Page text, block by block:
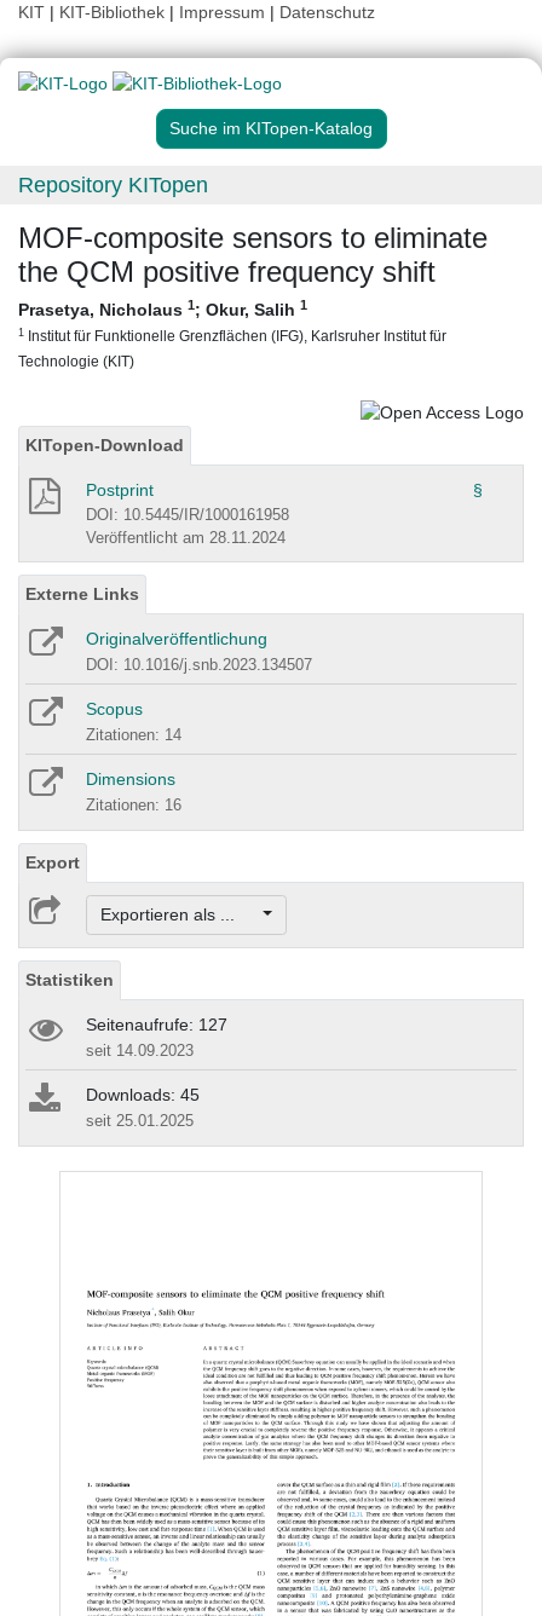
KIT | KIT-Bibliothek | Impressum | Datenschutz
Suche im KITopen-Katalog
Repository KITopen
MOF-composite sensors to eliminate
the QCM positive frequency shift
Prasetya, Nicholaus 1; Okur, Salih 1
1 Institut für Funktionelle Grenzflächen (IFG), Karlsruher Institut für
Technologie (KIT)
KITopen-Download
Postprint §
DOI: 10.5445/IR/1000161958
Veröffentlicht am 28.11.2024
Externe Links
Originalveröffentlichung
DOI: 10.1016/j.snb.2023.134507
Scopus
Zitationen: 14
Dimensions
Zitationen: 16
Export
Exportieren als ...
Statistiken
Seitenaufrufe: 127
seit 14.09.2023
Downloads: 45
seit 25.01.2025